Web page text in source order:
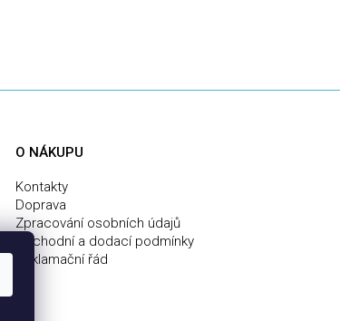
O NÁKUPU
Kontakty
Doprava
Zpracování osobních údajů
Obchodní a dodací podmínky
Reklamační řád